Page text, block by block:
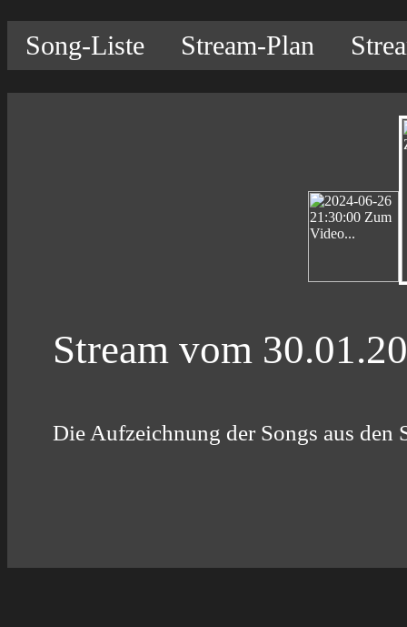
Song-Liste Stream-Plan
Stream vom
Die Aufzeichnung der Songs aus den